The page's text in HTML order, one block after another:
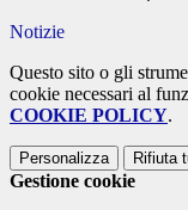
Notizie
Questo sito o gli
cookie necessari al
COOKIE POLICY.
Personalizza Rifiuta
Gestione cookie